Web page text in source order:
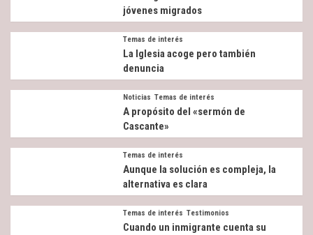
jóvenes migrados
Temas de interés
La Iglesia acoge pero también
denuncia
Noticias Temas de interés
A propósito del «sermón de
Cascante»
Temas de interés
Aunque la solución es compleja, la
alternativa es clara
Temas de interés Testimonios
Cuando un inmigrante cuenta su